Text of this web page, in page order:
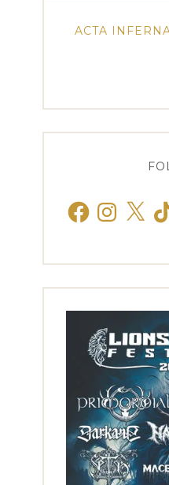
ACTA
FacebookInstagram
X